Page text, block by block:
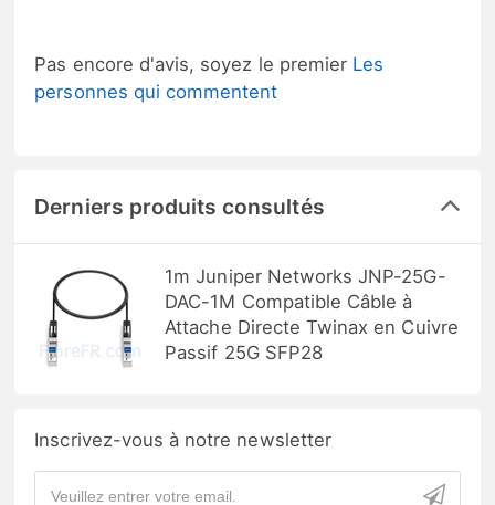
Pas encore d'avis, soyez le premier Les
personnes qui commentent
Derniers produits consultés
1m Juniper Networks JNP-25G-
DAC-1M Compatible Câble à
Attache Directe Twinax en Cuivre
Passif 25G SFP28
Inscrivez-vous à notre newsletter